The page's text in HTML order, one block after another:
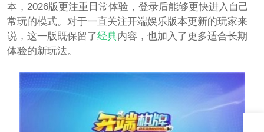
本，2026版更注重日常体验，登录后能够更快进入自己
常玩的模式。对于一直关注开端娱乐版本更新的玩家来
说，这一版既保留了经典内容，也加入了更多适合长期
体验的新玩法。